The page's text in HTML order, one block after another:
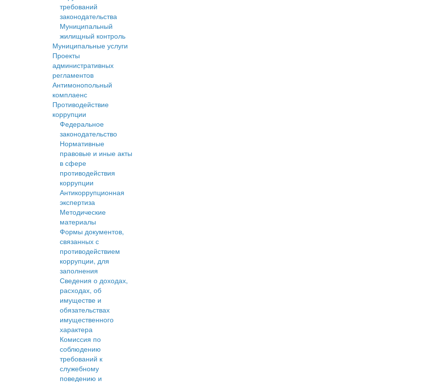
требований
законодательства
Муниципальный
жилищный контроль
Муниципальные услуги
Проекты
административных
регламентов
Антимонопольный
комплаенс
Противодействие
коррупции
Федеральное
законодательство
Нормативные
правовые и иные акты
в сфере
противодействия
коррупции
Антикоррупционная
экспертиза
Методические
материалы
Формы документов,
связанных с
противодействием
коррупции, для
заполнения
Сведения о доходах,
расходах, об
имуществе и
обязательствах
имущественного
характера
Комиссия по
соблюдению
требований к
служебному
поведению и